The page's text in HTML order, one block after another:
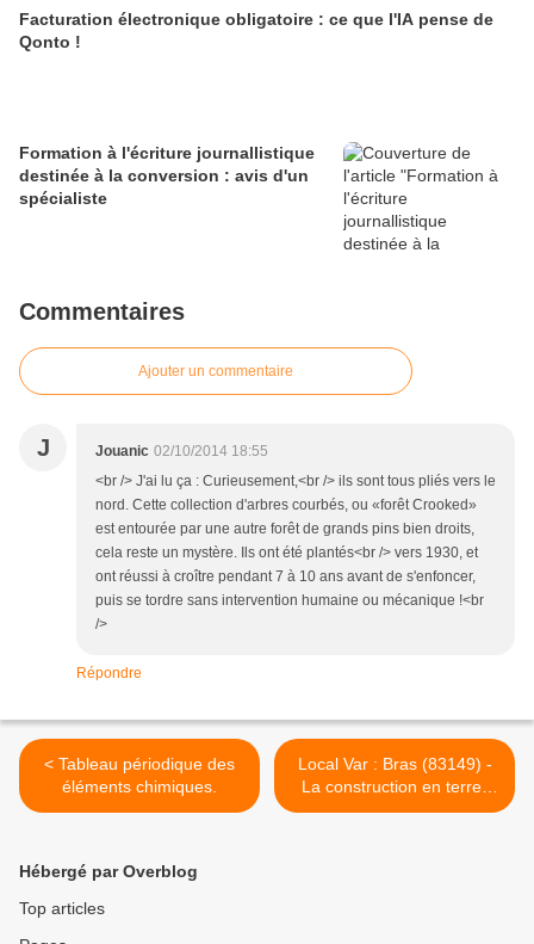
Facturation électronique obligatoire : ce que l'IA pense de
Qonto !
Formation à l'écriture journallistique
destinée à la conversion : avis d'un
spécialiste
Commentaires
Ajouter un commentaire
J Jouanic 02/10/2014 18:55
<br /> J'ai lu ça : Curieusement,<br /> ils sont tous pliés vers le
nord. Cette collection d'arbres courbés, ou «forêt Crooked»
est entourée par une autre forêt de grands pins bien droits,
cela reste un mystère. Ils ont été plantés<br /> vers 1930, et
ont réussi à croître pendant 7 à 10 ans avant de s'enfoncer,
puis se tordre sans intervention humaine ou mécanique !<br
/>
Répondre
< Tableau périodique des
éléments chimiques.
Local Var : Bras (83149) -
La construction en terre-
paille, ça vous dit ? La
Hébergé par Overblog
Top articles